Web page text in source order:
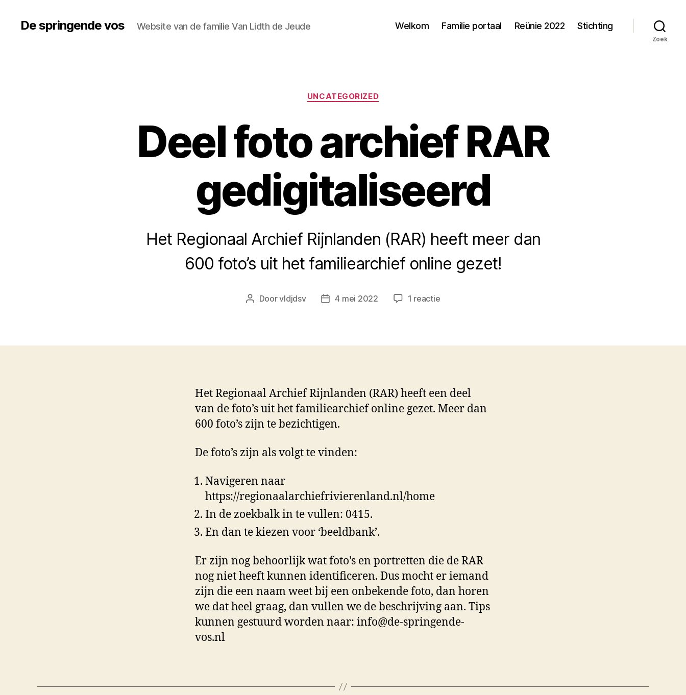
De springende vos Website van de familie Van Lidth de Jeude Welkom Familie portaal Reünie 2022 Stichting
Zoek
Categorieën
UNCATEGORIZED
Deel foto archief RAR
gedigitaliseerd
Het Regionaal Archief Rijnlanden (RAR) heeft meer dan
600 foto’s uit het familiearchief online gezet!
Berichtauteur
Doorvldjdsv Berichtdatum
4 mei 2022 1 reactieop
RAR
Het Regionaal Archief Rijnlanden (RAR) heeft een deel
van de foto’s uit het familiearchief online gezet. Meer dan
600 foto’s zijn te bezichtigen.
De foto’s zijn als volgt te vinden:
Navigeren naar
https://regionaalarchiefrivierenland.nl/home
In de zoekbalk in te vullen: 0415.
En dan te kiezen voor ‘beeldbank’.
Er zijn nog behoorlijk wat foto’s en portretten die de RAR
nog niet heeft kunnen identificeren. Dus mocht er iemand
zijn die een naam weet bij een onbekende foto, dan horen
we dat heel graag, dan vullen we de beschrijving aan. Tips
kunnen gestuurd worden naar: info@de-springende-
vos.nl